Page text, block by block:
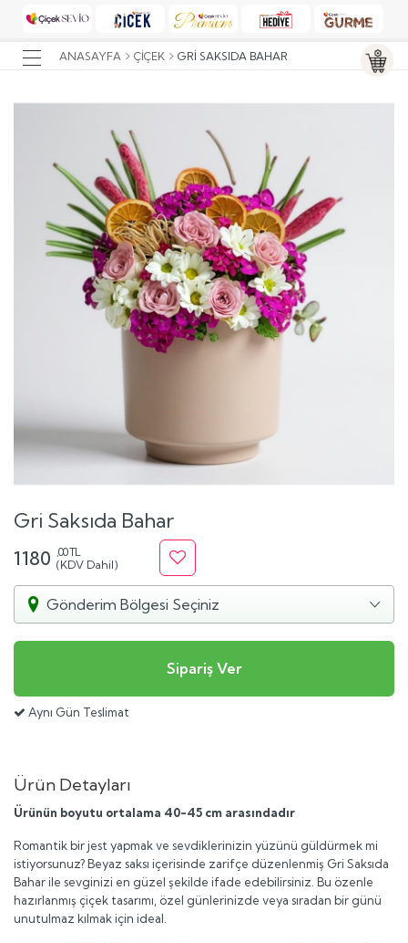
ANASAYFA ÇIÇEK GRI SAKSIDA BAHAR
Gri Saksıda Bahar
1180 ,00 TL
(KDV Dahil)
Gönderim Bölgesi Seçiniz
Aynı Gün Teslimat
Ürün Detayları
Ürünün boyutu ortalama 40-45 cm arasındadır
Romantik bir jest yapmak ve sevdiklerinizin yüzünü güldürmek mi
istiyorsunuz? Beyaz saksı içerisinde zarifçe düzenlenmiş Gri Saksıda
Baharile sevginizi en güzel şekilde ifade edebilirsiniz. Bu özenle
hazırlanmış çiçek tasarımı, özel günlerinizde veya sıradan bir günü
unutulmaz kılmak için ideal.